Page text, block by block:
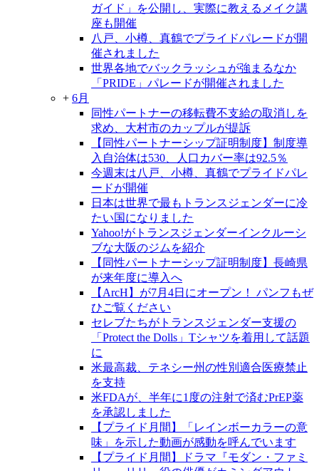
ガイド」を公開し、実際に教えるメイク講
座も開催
八戸、小樽、真鶴でプライドパレードが開
催されました
世界各地でバックラッシュが強まるなか
「PRIDE」パレードが開催されました
+ 6月
同性パートナーの移転費不支給の取消しを
求め、大村市のカップルが提訴
【同性パートナーシップ証明制度】制度導
入自治体は530、人口カバー率は92.5％
今週末は八戸、小樽、真鶴でプライドパレ
ードが開催
日本は世界で最もトランスジェンダーに冷
たい国になりました
Yahoo!がトランスジェンダーインクルーシ
ブな大阪のジムを紹介
【同性パートナーシップ証明制度】長崎県
が来年度に導入へ
【ArcH】が7月4日にオープン！ パンフもぜ
ひご覧ください
セレブたちがトランスジェンダー支援の
「Protect the Dolls」Tシャツを着用して話題
に
米最高裁、テネシー州の性別適合医療禁止
を支持
米FDAが、半年に1度の注射で済むPrEP薬
を承認しました
【プライド月間】「レインボーカラーの意
味」を示した動画が感動を呼んでいます
【プライド月間】ドラマ『モダン・ファミ